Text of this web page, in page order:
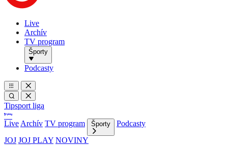
Live
Archív
TV program
Športy
Podcasty
Tipsport liga
Live Archív TV program Športy
Podcasty
JOJ JOJ PLAY NOVINY